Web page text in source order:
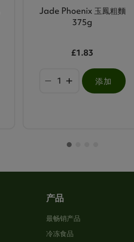
Jade Phoenix 玉鳳粗麵
375g
£1.83
添加
产品
最畅销产品
冷冻食品